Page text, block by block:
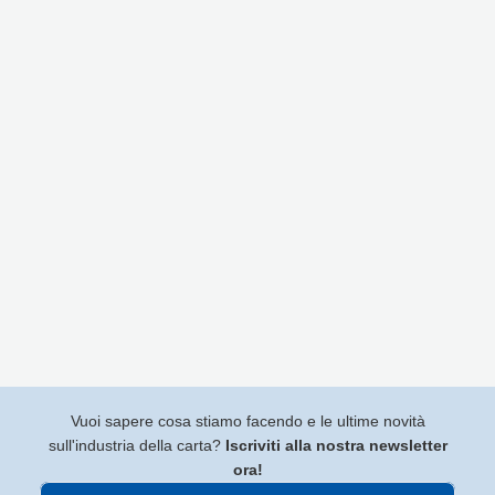
Vuoi sapere cosa stiamo facendo e le ultime novità
sull'industria della carta? Iscriviti alla nostra newsletter
ora!